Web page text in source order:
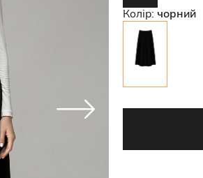
Колір: чорний